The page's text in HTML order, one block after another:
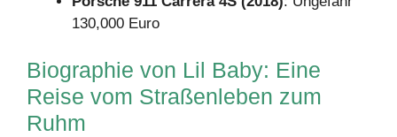
130,000 Euro
Biographie von Lil Baby: Eine
Reise vom Straßenleben zum
Ruhm